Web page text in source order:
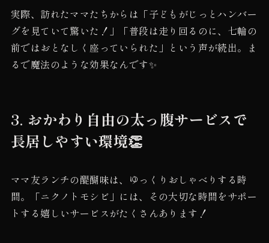
実際、訪れたママたちからは「子どもがじっとハンバー
グを見ていて驚いた！」「普段は走り回るのに、七輪の
前ではおとなしく座っていられた」という声が続出。ま
るで魔法のような効果なんです✨
3. おかわり自由の太っ腹サービスで
長居しやすい環境👏
ママ友ランチの醍醐味は、ゆっくりおしゃべりする時
間。「ニクノトモシビ」には、その大切な時間をサポー
トする嬉しいサービスがたくさんあります！